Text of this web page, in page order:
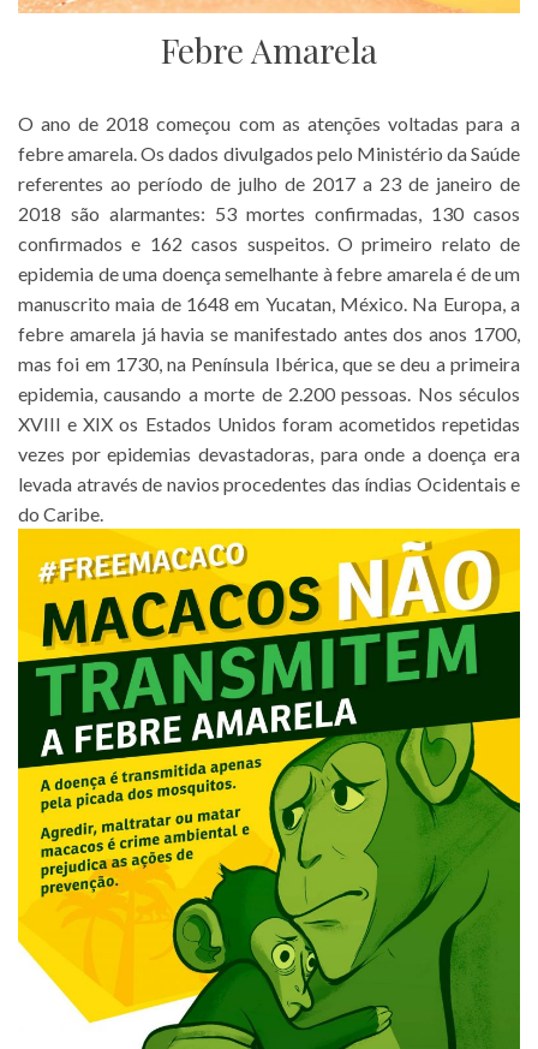
Febre Amarela
O ano de 2018 começou com as atenções voltadas para a
febre amarela. Os dados divulgados pelo Ministério da Saúde
referentes ao período de julho de 2017 a 23 de janeiro de
2018 são alarmantes: 53 mortes confirmadas, 130 casos
confirmados e 162 casos suspeitos. O primeiro relato de
epidemia de uma doença semelhante à febre amarela é de um
manuscrito maia de 1648 em Yucatan, México. Na Europa, a
febre amarela já havia se manifestado antes dos anos 1700,
mas foi em 1730, na Península Ibérica, que se deu a primeira
epidemia, causando a morte de 2.200 pessoas. Nos séculos
XVIII e XIX os Estados Unidos foram acometidos repetidas
vezes por epidemias devastadoras, para onde a doença era
levada através de navios procedentes das índias Ocidentais e
do Caribe.